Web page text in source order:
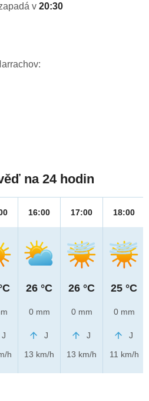
v 20:30
na 24 hodin
J
h
16:00
26 °C
0 mm
J
13 km/h
17:00
26 °C
0 mm
J
13 km/h
18:00
25 °C
0 mm
J
11 km/h